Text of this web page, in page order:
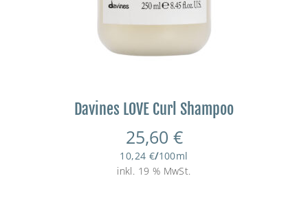
Davines LOVE Curl Shampoo
25,60 €
10,24 €/100ml
inkl. 19 % MwSt.